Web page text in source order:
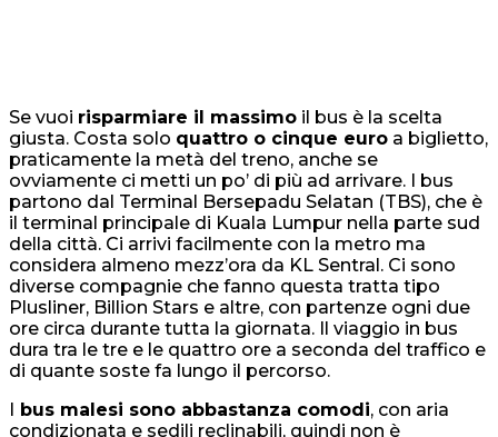
Se vuoi risparmiare il massimo il bus è la scelta
giusta. Costa solo quattro o cinque euro a biglietto,
praticamente la metà del treno, anche se
ovviamente ci metti un po’ di più ad arrivare. I bus
partono dal Terminal Bersepadu Selatan (TBS), che è
il terminal principale di Kuala Lumpur nella parte sud
della città. Ci arrivi facilmente con la metro ma
considera almeno mezz’ora da KL Sentral. Ci sono
diverse compagnie che fanno questa tratta tipo
Plusliner, Billion Stars e altre, con partenze ogni due
ore circa durante tutta la giornata. Il viaggio in bus
dura tra le tre e le quattro ore a seconda del traffico e
di quante soste fa lungo il percorso.
I bus malesi sono abbastanza comodi, con aria
condizionata e sedili reclinabili, quindi non è